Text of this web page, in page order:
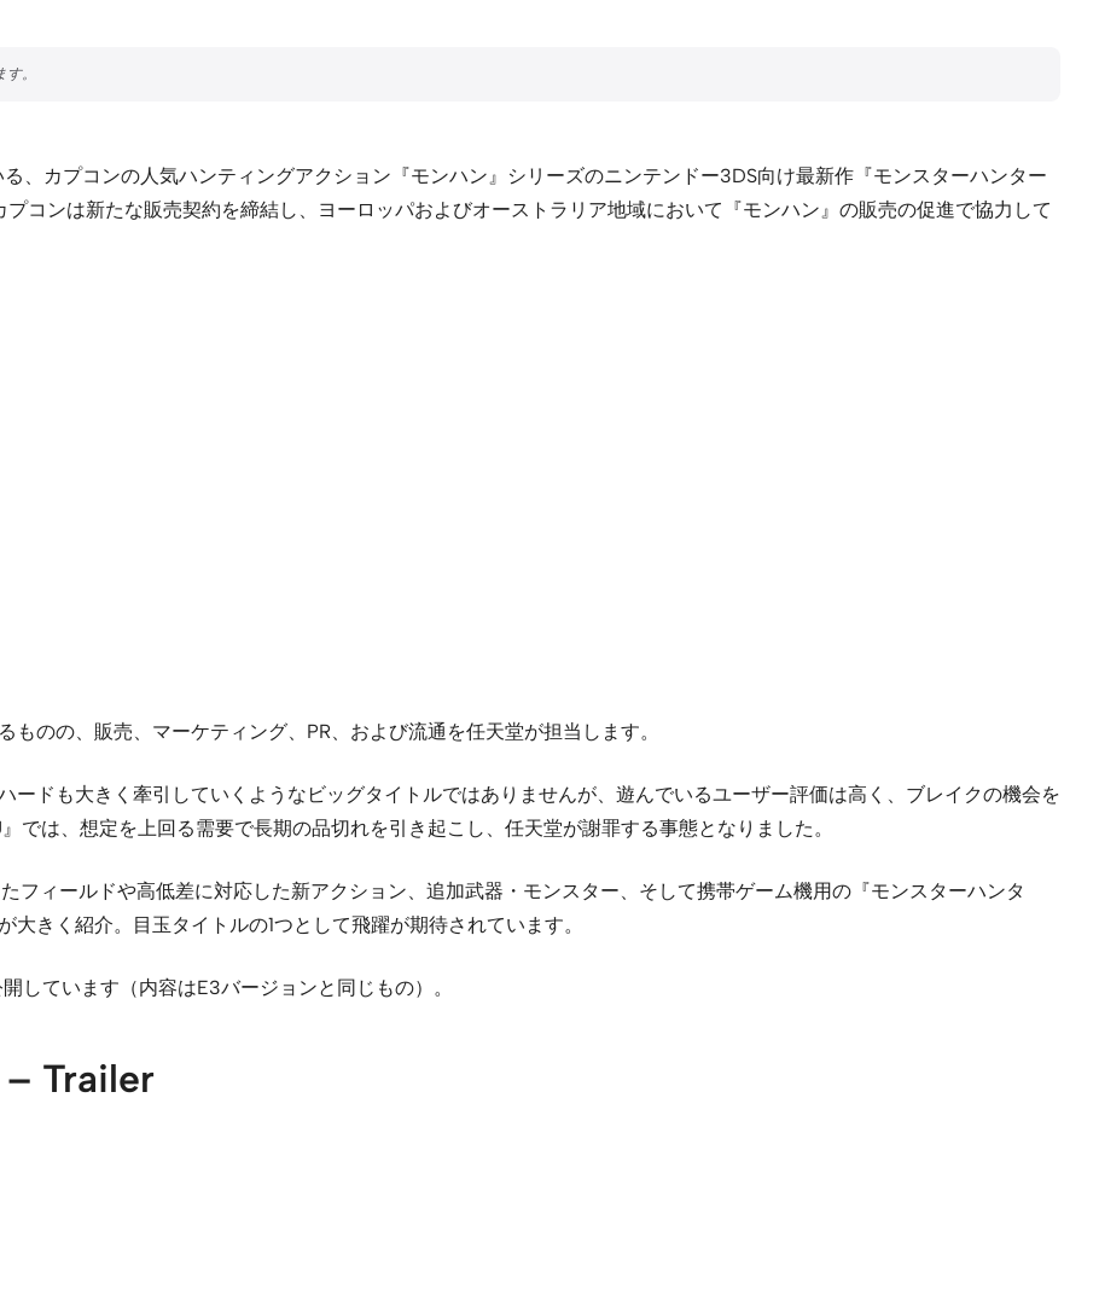
、カプコンの人気ハンティングアクション『モンハン』シリーズのニンテンドー3DS向け最新作『モンスターハンター
コンは新たな販売契約を締結し、ヨーロッパおよびオーストラリア地域において『モンハン』の販売の促進で協力して
のの、販売、マーケティング、PR、および流通を任天堂が担当します。
ードも大きく牽引していくようなビッグタイトルではありませんが、遊んでいるユーザー評価は高く、ブレイクの機会を
では、想定を上回る需要で長期の品切れを引き起こし、任天堂が謝罪する事態となりました。
フィールドや高低差に対応した新アクション、追加武器・モンスター、そして携帯ゲーム機用の『モンスターハンタ
きく紹介。目玉タイトルの1つとして飛躍が期待されています。
しています（内容はE3バージョンと同じもの）。
Trailer